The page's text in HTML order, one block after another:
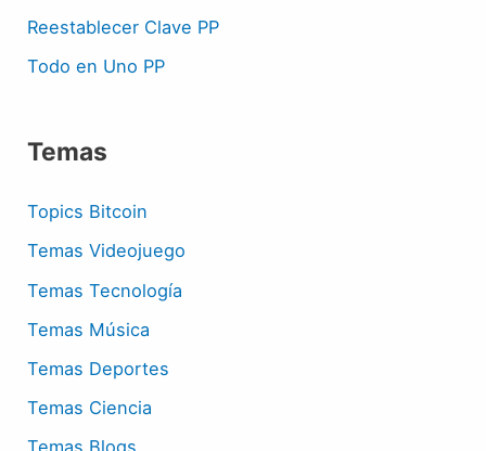
Reestablecer Clave PP
Todo en Uno PP
Temas
Topics Bitcoin
Temas Videojuego
Temas Tecnología
Temas Música
Temas Deportes
Temas Ciencia
Temas Blogs